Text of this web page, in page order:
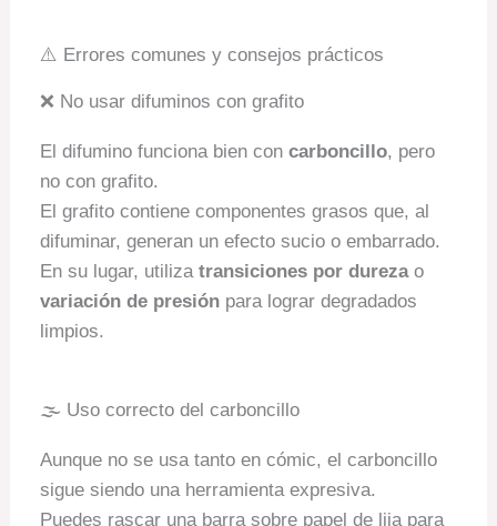
⚠️ Errores comunes y consejos prácticos
❌ No usar difuminos con grafito
El difumino funciona bien concarboncillo, pero
no con grafito.
El grafito contiene componentes grasos que, al
difuminar, generan un efecto sucio o embarrado.
En su lugar, utilizatransiciones por durezao
variación de presión para lograr degradados
limpios.
🌫️ Uso correcto del carboncillo
Aunque no se usa tanto en cómic, el carboncillo
sigue siendo una herramienta expresiva.
Puedes rascar una barra sobre papel de lija para